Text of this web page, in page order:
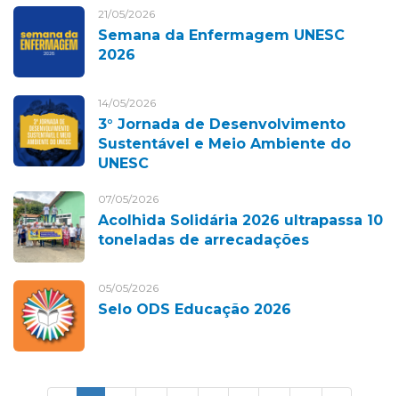
21/05/2026
Semana da Enfermagem UNESC
2026
14/05/2026
3° Jornada de Desenvolvimento
Sustentável e Meio Ambiente do
UNESC
07/05/2026
Acolhida Solidária 2026 ultrapassa 10
toneladas de arrecadações
05/05/2026
Selo ODS Educação 2026